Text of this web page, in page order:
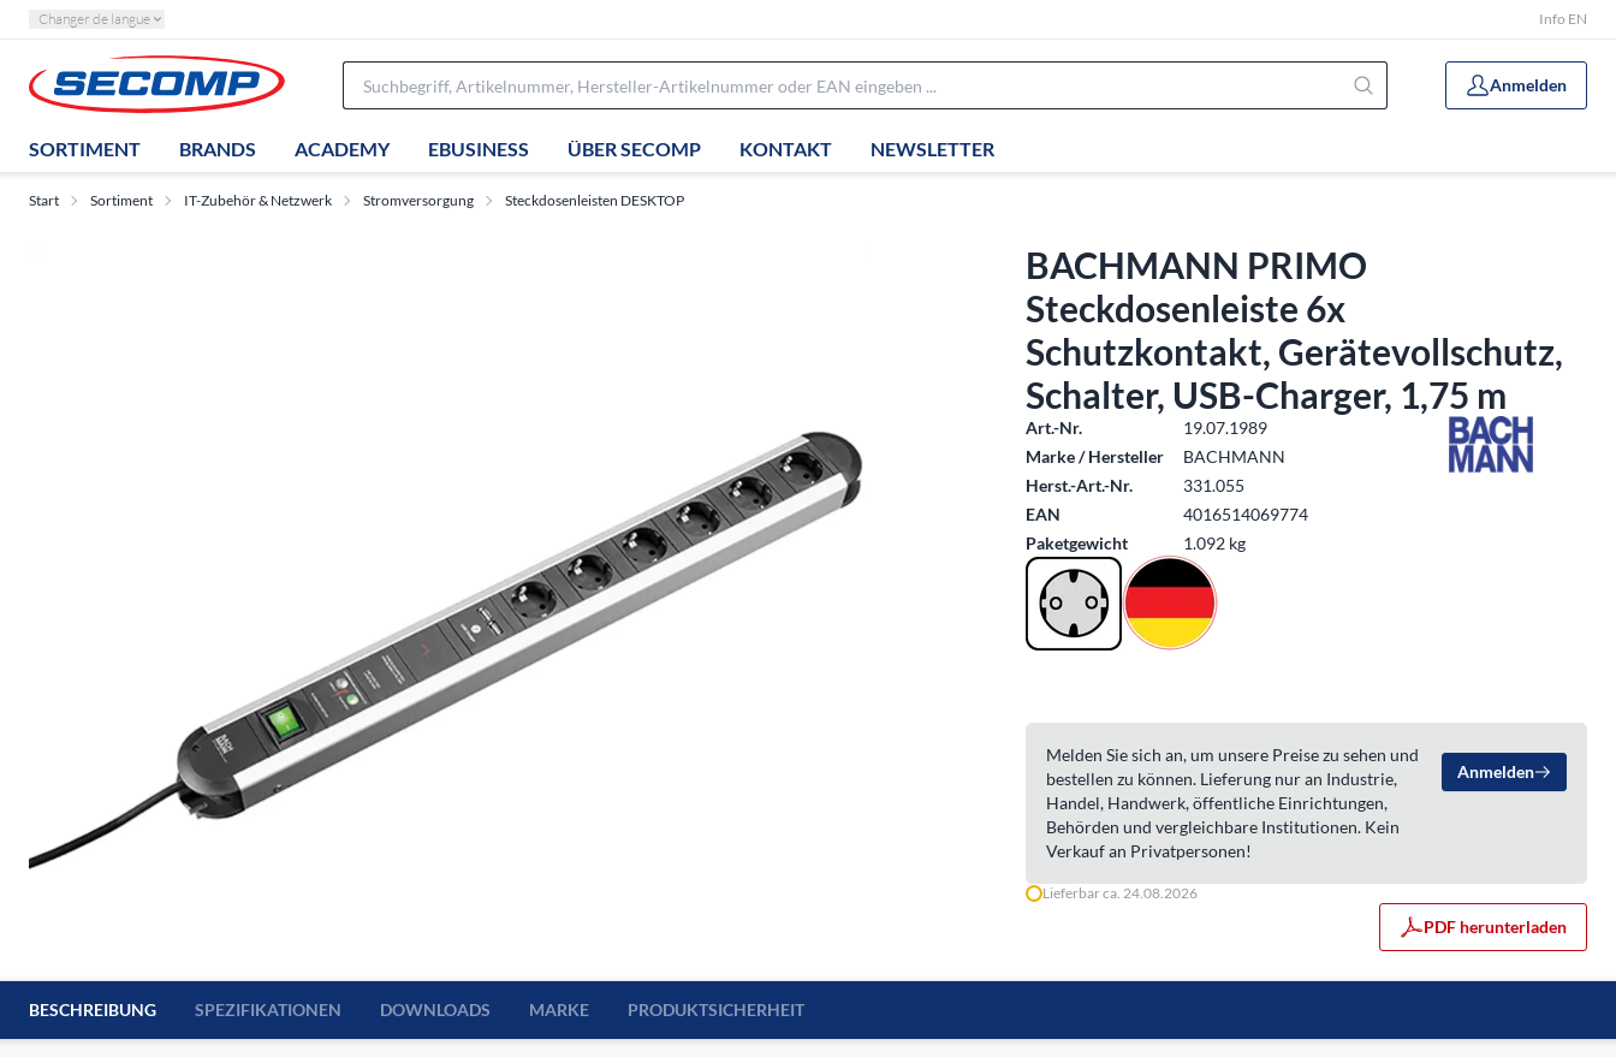
Changer de langue Info EN
Anmelden
SORTIMENT BRANDS ACADEMY EBUSINESS ÜBER SECOMP KONTAKT NEWSLETTER
Start Sortiment IT-Zubehör & Netzwerk Stromversorgung Steckdosenleisten DESKTOP
BACHMANN PRIMO
Steckdosenleiste 6x
Schutzkontakt, Gerätevollschutz,
Schalter, USB-Charger, 1,75 m
Art.-Nr.
19.07.1989
Marke / Hersteller
BACHMANN
Herst.-Art.-Nr.
331.055
EAN
4016514069774
Paketgewicht
1.092 kg
Melden Sie sich an, um unsere Preise zu sehen und
bestellen zu können. Lieferung nur an Industrie,
Handel, Handwerk, öffentliche Einrichtungen,
Behörden und vergleichbare Institutionen. Kein
Verkauf an Privatpersonen!
Anmelden
Lieferbar ca. 24.08.2026
PDF herunterladen
BESCHREIBUNG SPEZIFIKATIONEN DOWNLOADS MARKE PRODUKTSICHERHEIT